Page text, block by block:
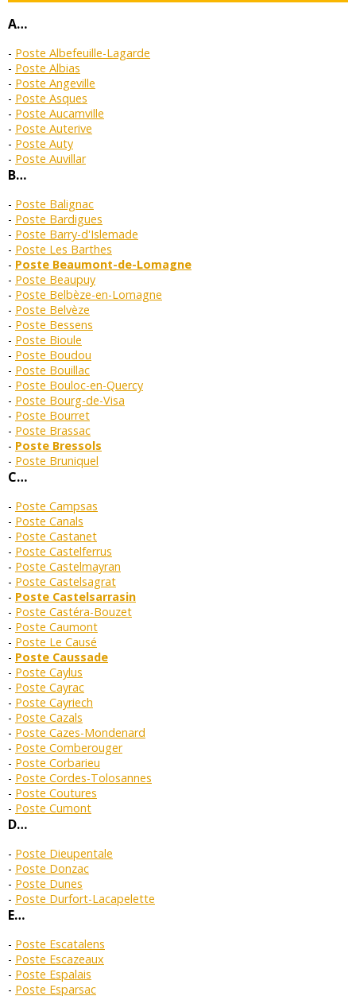
A…
Poste Albefeuille-Lagarde
Poste Albias
Poste Angeville
Poste Asques
Poste Aucamville
Poste Auterive
Poste Auty
Poste Auvillar
B…
Poste Balignac
Poste Bardigues
Poste Barry-d'Islemade
Poste Les Barthes
Poste Beaumont-de-Lomagne
Poste Beaupuy
Poste Belbèze-en-Lomagne
Poste Belvèze
Poste Bessens
Poste Bioule
Poste Boudou
Poste Bouillac
Poste Bouloc-en-Quercy
Poste Bourg-de-Visa
Poste Bourret
Poste Brassac
Poste Bressols
Poste Bruniquel
C…
Poste Campsas
Poste Canals
Poste Castanet
Poste Castelferrus
Poste Castelmayran
Poste Castelsagrat
Poste Castelsarrasin
Poste Castéra-Bouzet
Poste Caumont
Poste Le Causé
Poste Caussade
Poste Caylus
Poste Cayrac
Poste Cayriech
Poste Cazals
Poste Cazes-Mondenard
Poste Comberouger
Poste Corbarieu
Poste Cordes-Tolosannes
Poste Coutures
Poste Cumont
D…
Poste Dieupentale
Poste Donzac
Poste Dunes
Poste Durfort-Lacapelette
E…
Poste Escatalens
Poste Escazeaux
Poste Espalais
Poste Esparsac